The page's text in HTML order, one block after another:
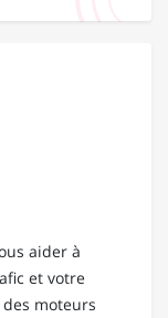
aider à
et votre
moteurs